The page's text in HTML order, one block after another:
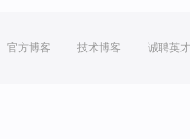
官方博客 技术博客 诚聘英才